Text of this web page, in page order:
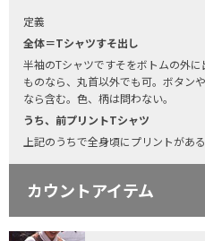
定義
全体＝Tシャツすそ出し
半袖のTシャツですそをボトムの外
ものなら、丸首以外でも可。ボタン
なら含む。色、柄は問わない。
うち、前プリントTシャツ
上記のうちで全身頃にプリントがある
カウントアイテム